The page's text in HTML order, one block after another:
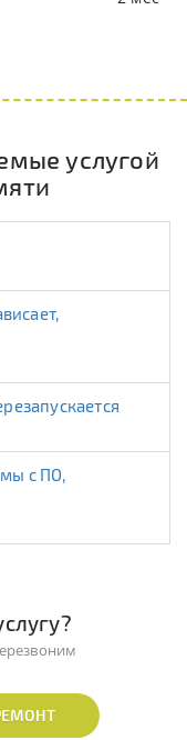
услугой
с ПО,